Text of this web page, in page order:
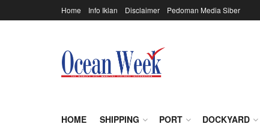
Home Info Iklan Disclaimer Pedoman Media Siber
HOME SHIPPING PORT DOCKYARD